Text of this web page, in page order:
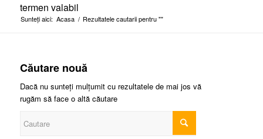
termen valabil
Sunteți aici: Acasa / Rezultatele cautarii pentru ""
Căutare nouă
Dacă nu sunteți mulțumit cu rezultatele de mai jos vă
rugăm să face o altă căutare